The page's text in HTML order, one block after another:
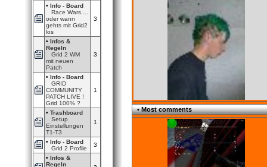
• Info - Board
Race Wars....
oder wann
gehts mit Grid2
los
3
• Infos &
Regeln
Grid 2 WM
mit neuen
Patch
3
• Info - Board
GRID
COMMUNITY
PATCH LIVE !
Grid 100% ?
1
• Trashboard
Setup
Einstellungen
T1-T3
1
• Info - Board
Grid 2 Profile
3
• Infos &
Regeln
• Most comments